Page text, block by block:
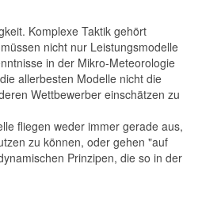
Komplexe Taktik gehört
nicht nur Leistungsmodelle
in der Mikro-Meteorologie
allerbesten Modelle nicht die
Wettbewerber einschätzen zu
fliegen weder immer gerade aus,
zu können, oder gehen "auf
Prinzipen, die so in der